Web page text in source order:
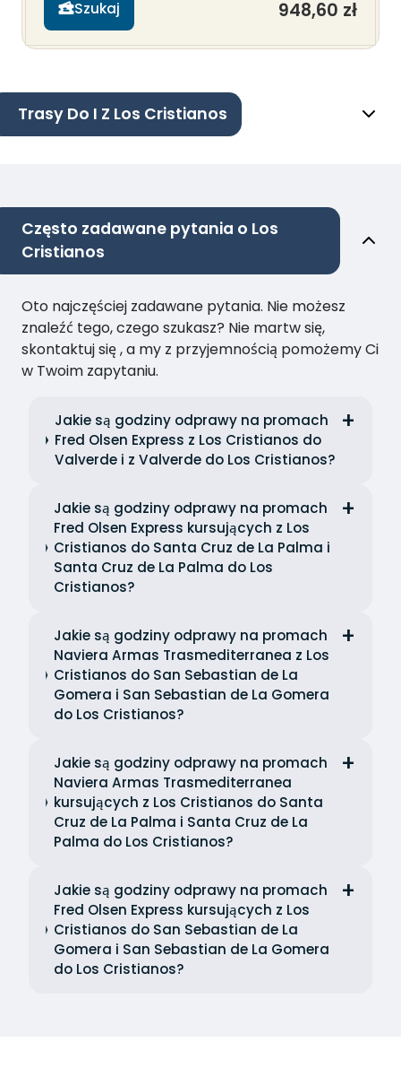
Szukaj 948,60 zł
Trasy Do I Z Los Cristianos
Często zadawane pytania o Los
Cristianos
Oto najczęściej zadawane pytania. Nie możesz
znaleźć tego, czego szukasz? Nie martw się,
skontaktuj się , a my z przyjemnością pomożemy Ci
w Twoim zapytaniu.
Jakie są godziny odprawy na promach
Fred Olsen Express z Los Cristianos do
Valverde i z Valverde do Los Cristianos?
Jakie są godziny odprawy na promach
Fred Olsen Express kursujących z Los
Cristianos do Santa Cruz de La Palma i
Santa Cruz de La Palma do Los
Cristianos?
Jakie są godziny odprawy na promach
Naviera Armas Trasmediterranea z Los
Cristianos do San Sebastian de La
Gomera i San Sebastian de La Gomera
do Los Cristianos?
Jakie są godziny odprawy na promach
Naviera Armas Trasmediterranea
kursujących z Los Cristianos do Santa
Cruz de La Palma i Santa Cruz de La
Palma do Los Cristianos?
Jakie są godziny odprawy na promach
Fred Olsen Express kursujących z Los
Cristianos do San Sebastian de La
Gomera i San Sebastian de La Gomera
do Los Cristianos?